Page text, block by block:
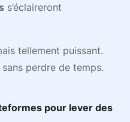
s’éclaireront
tellement puissant.
perdre de temps.
pour lever des